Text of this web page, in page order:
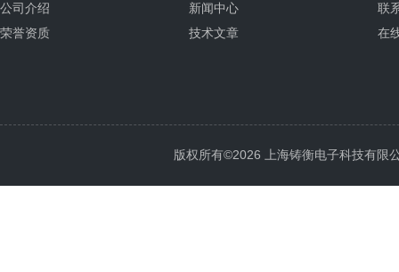
公司介绍
荣誉资质
新闻中心
技术文章
联
在
版权所有©2026 上海铸衡电子科技有